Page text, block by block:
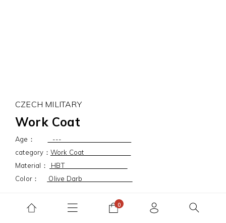
CZECH MILITARY
Work Coat
Age：
---
category： Work Coat
Material：
HBT
Color：
Olive Darb
早期的捷克軍用工裝襯衫